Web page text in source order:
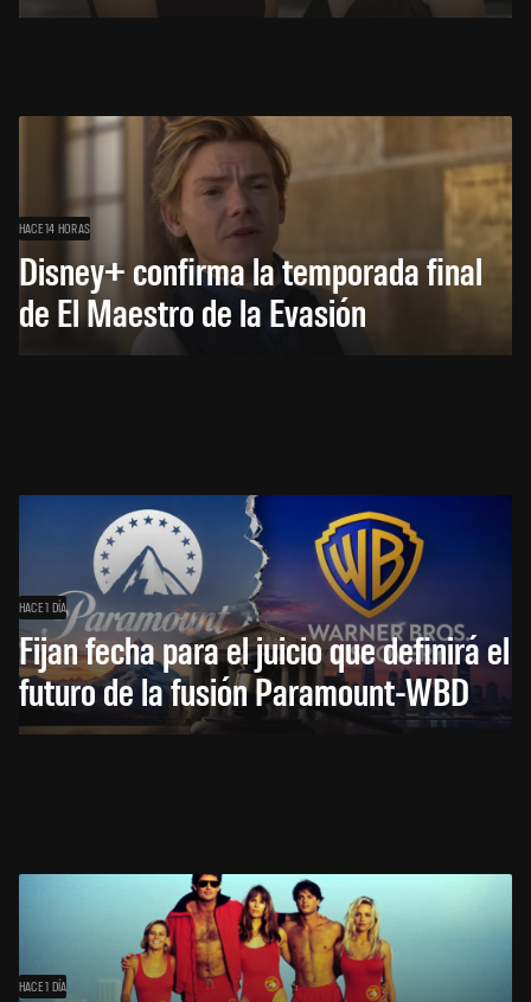
HACE 14 HORAS
Disney+ confirma la temporada final
de El Maestro de la Evasión
HACE 1 DÍA
Fijan fecha para el juicio que definirá el
futuro de la fusión Paramount-WBD
HACE 1 DÍA